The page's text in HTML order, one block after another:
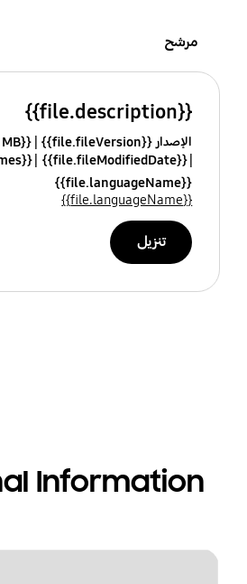
مرشح
{{file.description}}
الإصدار {{file.fileVersion}}
{{file.fileSize}} MB
{{file.fileModifiedDate}}
{{file.osNames}}
{{file.languageName}}
{{file.languageName}}
تنزيل
Information